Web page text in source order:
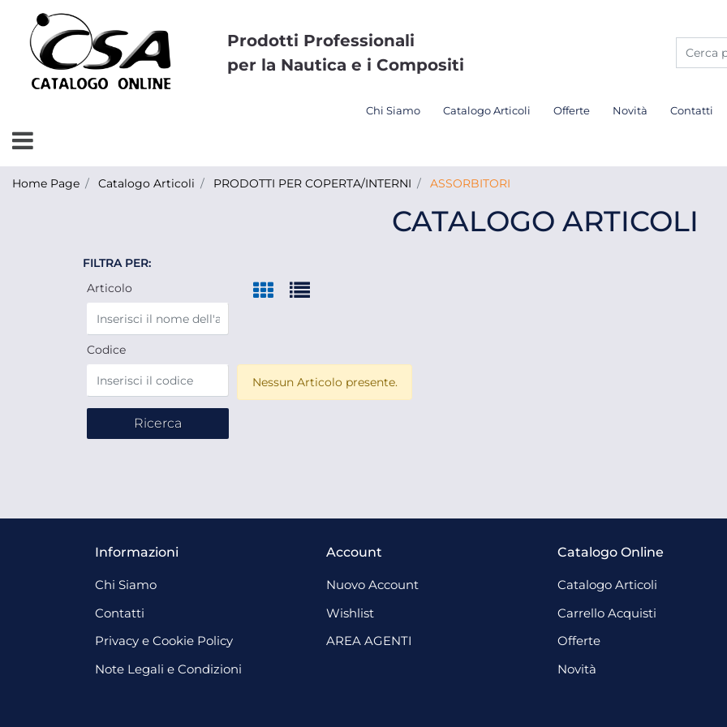
Prodotti Professionali
per la Nautica e i Compositi
Chi Siamo Catalogo Articoli Offerte Novità Contatti
Open menu
Home Page Catalogo Articoli PRODOTTI PER COPERTA/INTERNI ASSORBITORI
CATALOGO ARTICOLI
FILTRA PER:
Articolo
Codice
Nessun Articolo presente.
Informazioni
Chi Siamo
Contatti
Privacy e Cookie Policy
Note Legali e Condizioni
Account
Nuovo Account
Wishlist
AREA AGENTI
Catalogo Online
Catalogo Articoli
Carrello Acquisti
Offerte
Novità